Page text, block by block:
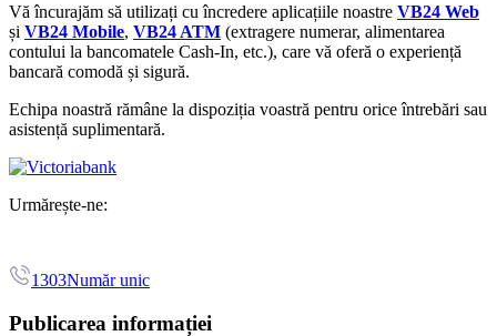
Vă încurajăm să utilizați cu încredere aplicațiile noastre VB24 Web
și VB24 Mobile, VB24 ATM (extragere numerar, alimentarea
contului la bancomatele Cash-In, etc.), care vă oferă o experiență
bancară comodă și sigură.
Echipa noastră rămâne la dispoziția voastră pentru orice întrebări sau
asistență suplimentară.
Urmărește-ne:
1303Număr unic
Publicarea informației